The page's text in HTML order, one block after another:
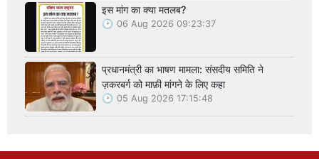
इस मांग का क्या मतलब?
06 Aug 2026 09:23:37
प्रधानमंत्री का भाषण मामला: संसदीय समिति ने
ज़करबर्ग को माफ़ी मांगने के लिए कहा
05 Aug 2026 17:15:48